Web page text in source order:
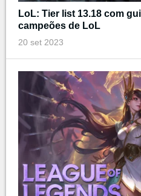
LoL: Tier list 13.18 com
campeões de LoL
20 set 2023